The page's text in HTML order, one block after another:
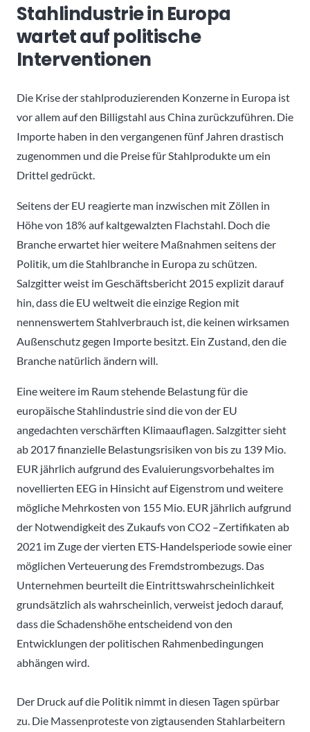
Stahlindustrie in Europa
wartet auf politische
Interventionen
Die Krise der stahlproduzierenden Konzerne in Europa ist
vor allem auf den Billigstahl aus China zurückzuführen. Die
Importe haben in den vergangenen fünf Jahren drastisch
zugenommen und die Preise für Stahlprodukte um ein
Drittel gedrückt.
Seitens der EU reagierte man inzwischen mit Zöllen in
Höhe von 18% auf kaltgewalzten Flachstahl. Doch die
Branche erwartet hier weitere Maßnahmen seitens der
Politik, um die Stahlbranche in Europa zu schützen.
Salzgitter weist im Geschäftsbericht 2015 explizit darauf
hin, dass die EU weltweit die einzige Region mit
nennenswertem Stahlverbrauch ist, die keinen wirksamen
Außenschutz gegen Importe besitzt. Ein Zustand, den die
Branche natürlich ändern will.
Eine weitere im Raum stehende Belastung für die
europäische Stahlindustrie sind die von der EU
angedachten verschärften Klimaauflagen. Salzgitter sieht
ab 2017 finanzielle Belastungsrisiken von bis zu 139 Mio.
EUR jährlich aufgrund des Evaluierungsvorbehaltes im
novellierten EEG in Hinsicht auf Eigenstrom und weitere
mögliche Mehrkosten von 155 Mio. EUR jährlich aufgrund
der Notwendigkeit des Zukaufs von CO2 –Zertifikaten ab
2021 im Zuge der vierten ETS-Handelsperiode sowie einer
möglichen Verteuerung des Fremdstrombezugs. Das
Unternehmen beurteilt die Eintrittswahrscheinlichkeit
grundsätzlich als wahrscheinlich, verweist jedoch darauf,
dass die Schadenshöhe entscheidend von den
Entwicklungen der politischen Rahmenbedingungen
abhängen wird.
Der Druck auf die Politik nimmt in diesen Tagen spürbar
zu. Die Massenproteste von zigtausenden Stahlarbeitern